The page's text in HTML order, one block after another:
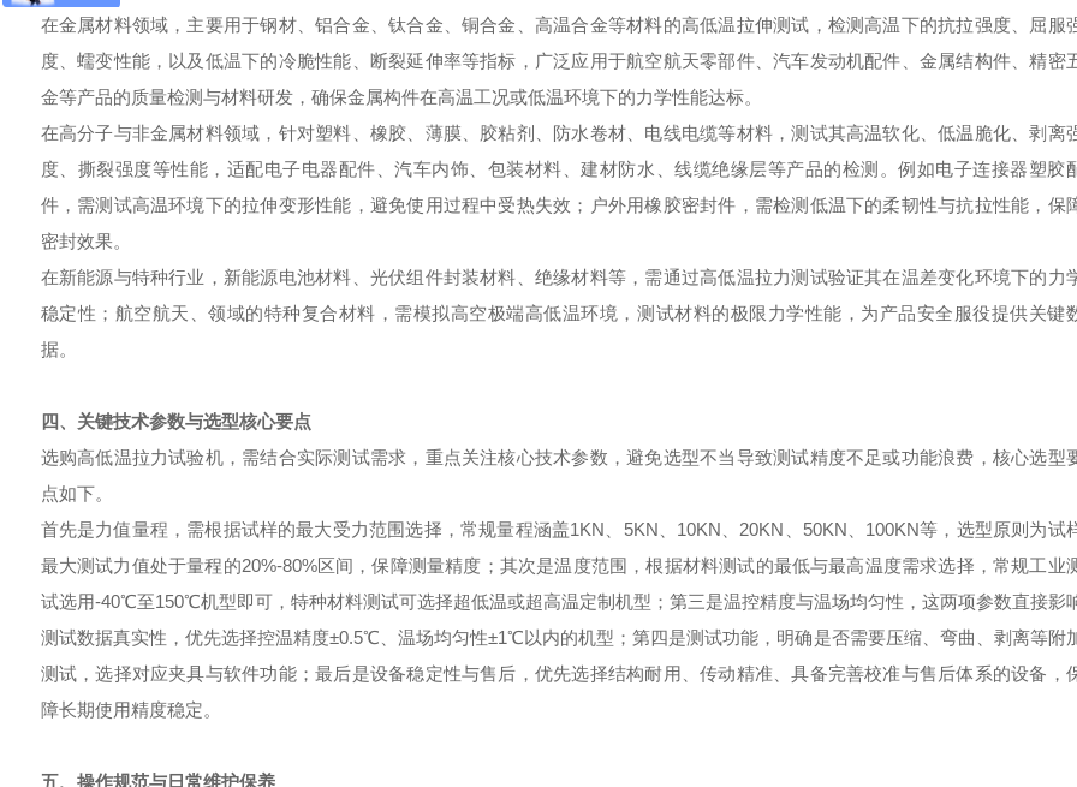
在金属材料领域，主要用于钢材、铝合金、钛合金、铜合金、高温合金等材料的高低温拉伸测试，检测高温下的抗拉强度、屈服
度、蠕变性能，以及低温下的冷脆性能、断裂延伸率等指标，广泛应用于航空航天零部件、汽车发动机配件、金属结构件、精密
金等产品的质量检测与材料研发，确保金属构件在高温工况或低温环境下的力学性能达标。
在高分子与非金属材料领域，针对塑料、橡胶、薄膜、胶粘剂、防水卷材、电线电缆等材料，测试其高温软化、低温脆化、剥离
度、撕裂强度等性能，适配电子电器配件、汽车内饰、包装材料、建材防水、线缆绝缘层等产品的检测。例如电子连接器塑胶
件，需测试高温环境下的拉伸变形性能，避免使用过程中受热失效；户外用橡胶密封件，需检测低温下的柔韧性与抗拉性能，保
密封效果。
在新能源与特种行业，新能源电池材料、光伏组件封装材料、绝缘材料等，需通过高低温拉力测试验证其在温差变化环境下的力
稳定性；航空航天、领域的特种复合材料，需模拟高空极端高低温环境，测试材料的极限力学性能，为产品安全服役提供关键
据。
四、关键技术参数与选型核心要点
选购高低温拉力试验机，需结合实际测试需求，重点关注核心技术参数，避免选型不当导致测试精度不足或功能浪费，核心选型
点如下。
首先是力值量程，需根据试样的最大受力范围选择，常规量程涵盖1KN、5KN、10KN、20KN、50KN、100KN等，选型原则为试
最大测试力值处于量程的20%-80%区间，保障测量精度；其次是温度范围，根据材料测试的最低与最高温度需求选择，常规工业
试选用-40℃至150℃机型即可，特种材料测试可选择超低温或超高温定制机型；第三是温控精度与温场均匀性，这两项参数直接影
测试数据真实性，优先选择控温精度±0.5℃、温场均匀性±1℃以内的机型；第四是测试功能，明确是否需要压缩、弯曲、剥离等附
测试，选择对应夹具与软件功能；最后是设备稳定性与售后，优先选择结构耐用、传动精准、具备完善校准与售后体系的设备，
障长期使用精度稳定。
五、操作规范与日常维护保养